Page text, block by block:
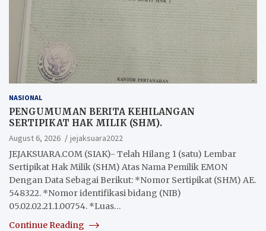
NASIONAL
PENGUMUMAN BERITA KEHILANGAN
SERTIPIKAT HAK MILIK (SHM).
August 6, 2026
jejaksuara2022
JEJAKSUARA.COM (SIAK)- Telah Hilang 1 (satu) Lembar
Sertipikat Hak Milik (SHM) Atas Nama Pemilik EMON
Dengan Data Sebagai Berikut: *Nomor Sertipikat (SHM) AE.
548322. *Nomor identifikasi bidang (NIB)
05.02.02.21.1.00754. *Luas…
Continue Reading